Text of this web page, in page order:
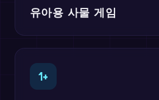
유아용 사물 게임
1+